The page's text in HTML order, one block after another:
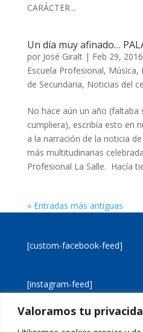
Valoramos tu
CARÁCTER...
Un día muy afinado…
por José Giralt| Feb 29, 2016
Escuela Profesional, Música,
de Secundaria, Noticias del
No hace aún un año (faltaba
cumpliera), escribía esto en
a la narración de la noticia
más multitudinarias
Profesional La Salle. Hacía
« Entradas más antiguas
[custom-facebook-feed]
[instagram-feed]